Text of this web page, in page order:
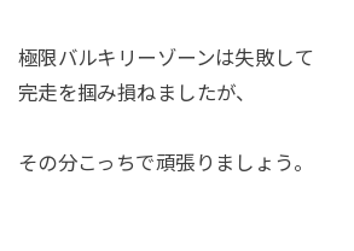
極限バルキリーゾーンは失敗して
完走を掴み損ねましたが、
その分こっちで頑張りましょう。